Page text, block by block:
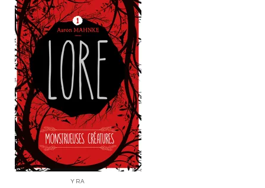
YRA